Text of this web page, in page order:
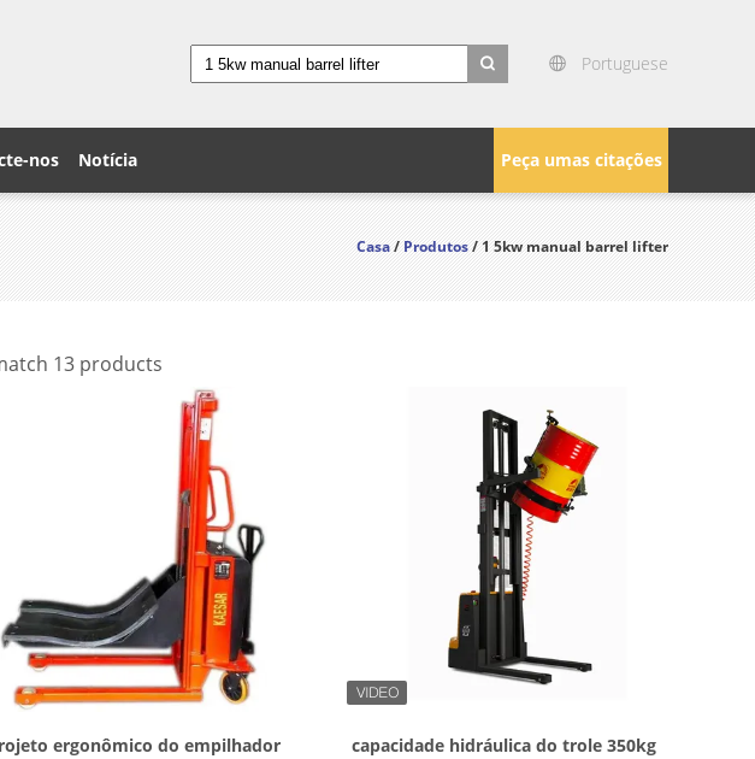
Portuguese
Peça umas citações
nos Notícia
Casa/Produtos/ 1 5kw manual barrel lifter
13 products
ergonômico do empilhador
capacidade hidráulica do trole 350kg